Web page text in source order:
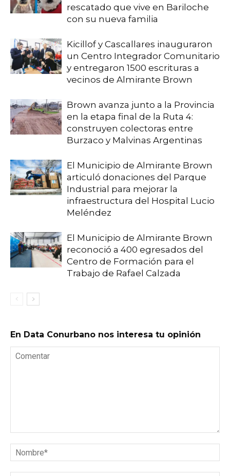
rescatado que vive en Bariloche
con su nueva familia
Kicillof y Cascallares inauguraron
un Centro Integrador Comunitario
y entregaron 1500 escrituras a
vecinos de Almirante Brown
Brown avanza junto a la Provincia
en la etapa final de la Ruta 4:
construyen colectoras entre
Burzaco y Malvinas Argentinas
El Municipio de Almirante Brown
articuló donaciones del Parque
Industrial para mejorar la
infraestructura del Hospital Lucio
Meléndez
El Municipio de Almirante Brown
reconoció a 400 egresados del
Centro de Formación para el
Trabajo de Rafael Calzada
En Data Conurbano nos interesa tu opinión